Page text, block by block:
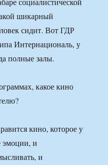
шикарный
сидит. Вот ГДР
Интернациональ, у
полные залы.
какое кино
кино, которое у
эмоции, и
и